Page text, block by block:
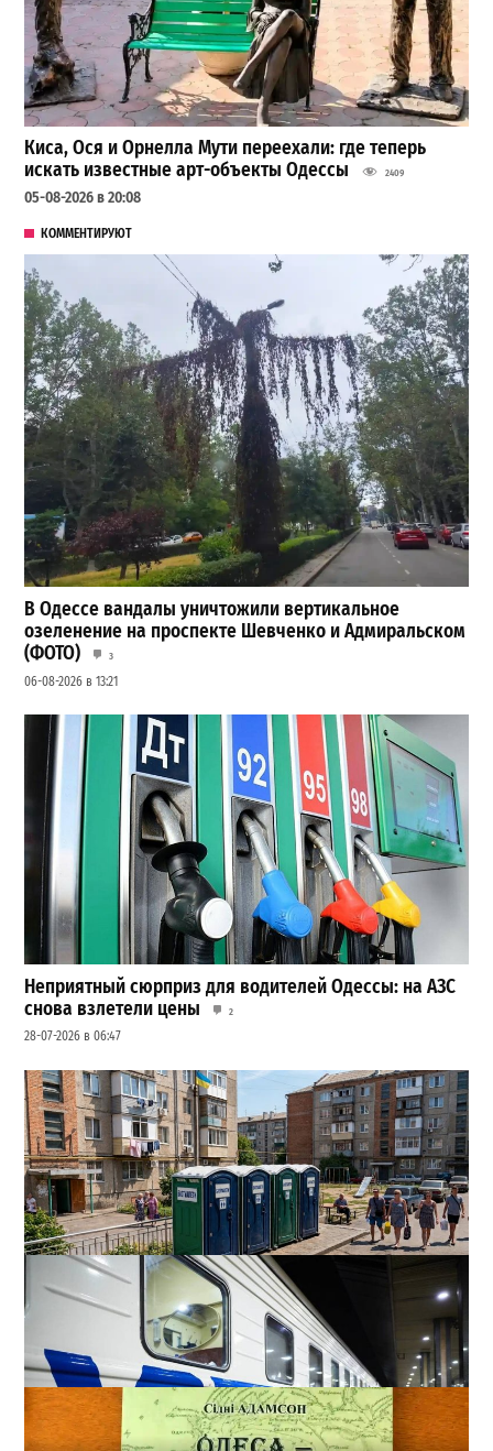
Киса, Ося и Орнелла Мути переехали: где теперь
искать известные арт-объекты Одессы
2409
05-08-2026 в 20:08
КОММЕНТИРУЮТ
В Одессе вандалы уничтожили вертикальное
озеленение на проспекте Шевченко и Адмиральском
(ФОТО)
3
06-08-2026 в 13:21
Неприятный сюрприз для водителей Одессы: на АЗС
снова взлетели цены
2
28-07-2026 в 06:47
Одесса может остаться без воды и канализации:
эксперт предупредил о худшем сценарии
2
07-08-2026 в 17:19
ВИБОР РЕДАКЦИИ